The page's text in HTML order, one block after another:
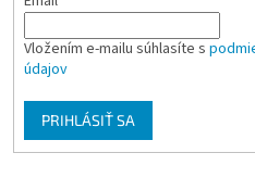
Vložením e-mailu súhlasíte s
údajov
PRIHLÁSIŤ SA